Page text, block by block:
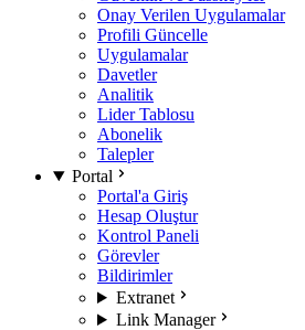
Onay Verilen Uygulamalar
Profili Güncelle
Uygulamalar
Davetler
Analitik
Lider Tablosu
Abonelik
Talepler
Portal
Portal'a Giriş
Hesap Oluştur
Kontrol Paneli
Görevler
Bildirimler
Extranet
Link Manager